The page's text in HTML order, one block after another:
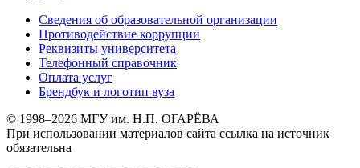
Сведения об образовательной организации
Противодействие коррупции
Реквизиты университета
Телефонный справочник
Оплата услуг
Брендбук и логотип вуза
© 1998–2026 МГУ им. Н.П. ОГАРЁВА
При использовании материалов сайта ссылка на источник
обязательна